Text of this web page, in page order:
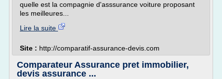
quelle est la compagnie d'asssurance voiture proposant
les meilleures...
Lire la suite
Site : http://comparatif-assurance-devis.com
Comparateur Assurance pret immobilier,
devis assurance ...